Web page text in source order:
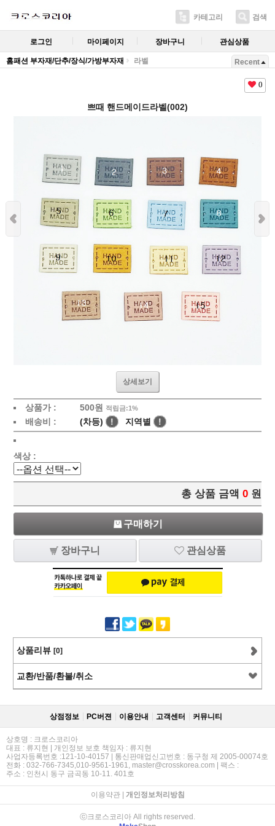
카테고리 검색
로그인 마이페이지 장바구니 관심상품
홈패션 부자재/단추/장식/가방부자재 라벨 Recent
0
쁘때 핸드메이드라벨(002)
상세보기
상품가 : 500원 적립금:1%
배송비 : (차등) ! 지역별 !
색상 :
총 상품 금액 0 원
구매하기
장바구니 관심상품
상품리뷰 [0]
교환/반품/환불/취소
상점정보 PC버젼 이용안내 고객센터 커뮤니티
상호명 : 크로스코리아
대표 : 류지현 | 개인정보 보호 책임자 : 류지현
사업자등록번호 :121-10-40157 | 통신판매업신고번호 : 동구청 제 2005-00074호
전화 : 032-766-7345,010-9561-1961, master@crosskorea.com | 팩스 :
주소 : 인천시 동구 금곡동 10-11. 401호
이용약관| 개인정보처리방침
ⓒ크로스코리아 All rights reserved.